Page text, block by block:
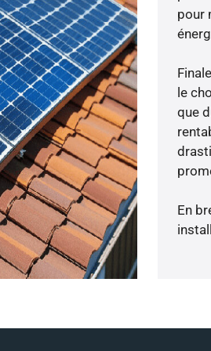
pour
le
que
En